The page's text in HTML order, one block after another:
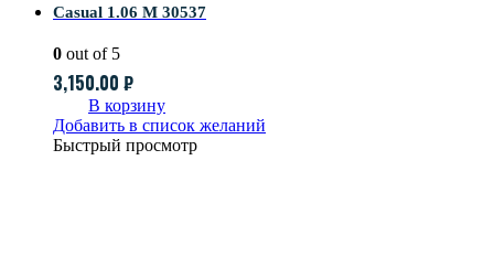
Casual 1.06 M 30537
0 out of 5
3,150.00 ₽
В корзину
Добавить в список желаний
Быстрый просмотр